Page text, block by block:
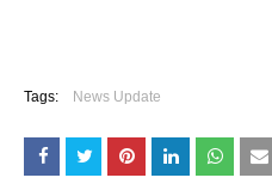
Tags: News Update